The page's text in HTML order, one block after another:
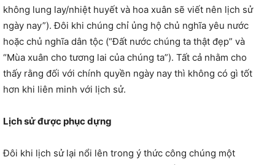
không lung lay/nhiệt huyết và hoa xuân sẽ viết nên lịch sử
ngày nay”). Đôi khi chúng chỉ ủng hộ chủ nghĩa yêu nước
hoặc chủ nghĩa dân tộc (“Đất nước chúng ta thật đẹp” và
“Mùa xuân cho tương lai của chúng ta”). Tất cả nhằm cho
thấy rằng đối với chính quyền ngày nay thì không có gì tốt
hơn khi liên minh với lịch sử.
Lịch sử được phục dựng
Đôi khi lịch sử lại nổi lên trong ý thức công chúng một